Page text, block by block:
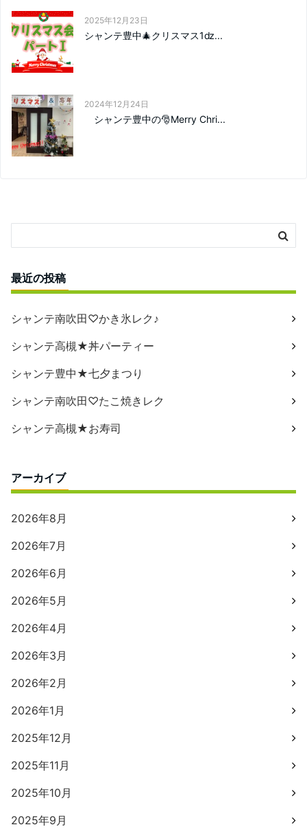
2025年12月23日
シャンテ豊中🎄クリスマス1ǳ...
2024年12月24日
シャンテ豊中の🎅Merry Chri...
最近の投稿
シャンテ南吹田♡かき氷レク♪
シャンテ高槻★丼パーティー
シャンテ豊中★七夕まつり
シャンテ南吹田♡たこ焼きレク
シャンテ高槻★お寿司
アーカイブ
2026年8月
2026年7月
2026年6月
2026年5月
2026年4月
2026年3月
2026年2月
2026年1月
2025年12月
2025年11月
2025年10月
2025年9月